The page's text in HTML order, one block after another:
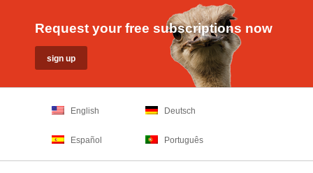
Request your free subscriptions now
English Deutsch
Español Português